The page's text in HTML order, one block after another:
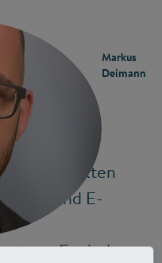
Markus
Deimann
an der strikten
und E-
Es sind